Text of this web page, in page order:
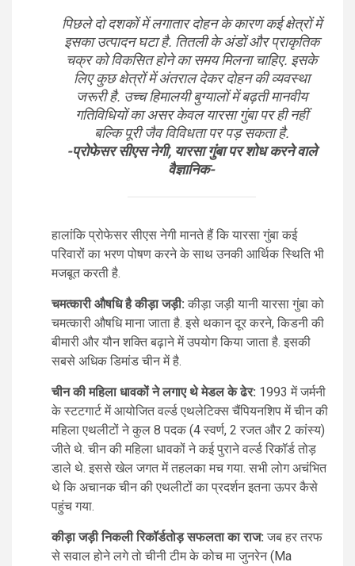
पिछले दो दशकों में लगातार दोहन के कारण कई क्षेत्रों में
इसका उत्पादन घटा है. तितली के अंडों और प्राकृतिक
चक्र को विकसित होने का समय मिलना चाहिए. इसके
लिए कुछ क्षेत्रों में अंतराल देकर दोहन की व्यवस्था
जरूरी है. उच्च हिमालयी बुग्यालों में बढ़ती मानवीय
गतिविधियों का असर केवल यारसा गुंबा पर ही नहीं
बल्कि पूरी जैव विविधता पर पड़ सकता है.
-प्रोफेसर सीएस नेगी, यारसा गुंबा पर शोध करने वाले
वैज्ञानिक-
हालांकि प्रोफेसर सीएस नेगी मानते हैं कि यारसा गुंबा कई
परिवारों का भरण पोषण करने के साथ उनकी आर्थिक स्थिति भी
मजबूत करती है.
चमत्कारी औषधि है कीड़ा जड़ी: कीड़ा जड़ी यानी यारसा गुंबा को
चमत्कारी औषधि माना जाता है. इसे थकान दूर करने, किडनी की
बीमारी और यौन शक्ति बढ़ाने में उपयोग किया जाता है. इसकी
सबसे अधिक डिमांड चीन में है.
चीन की महिला धावकों ने लगाए थे मेडल के ढेर: 1993 में जर्मनी
के स्टटगार्ट में आयोजित वर्ल्ड एथलेटिक्स चैंपियनशिप में चीन की
महिला एथलीटों ने कुल 8 पदक (4 स्वर्ण, 2 रजत और 2 कांस्य)
जीते थे. चीन की महिला धावकों ने कई पुराने वर्ल्ड रिकॉर्ड तोड़
डाले थे. इससे खेल जगत में तहलका मच गया. सभी लोग अचंभित
थे कि अचानक चीन की एथलीटों का प्रदर्शन इतना ऊपर कैसे
पहुंच गया.
कीड़ा जड़ी निकली रिकॉर्डतोड़ सफलता का राज: जब हर तरफ
से सवाल होने लगे तो चीनी टीम के कोच मा जुनरेन (Ma